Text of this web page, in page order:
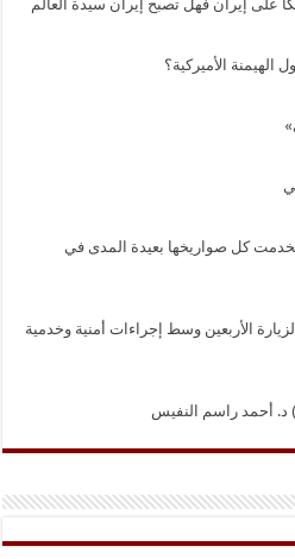
على إيران فهل تصبح إيران سيدة العالم
الأميركية؟
كل صواريخها بعيدة المدى في
الأربعين وسط إجراءات أمنية وخدمية
أحمد راسم النفيس